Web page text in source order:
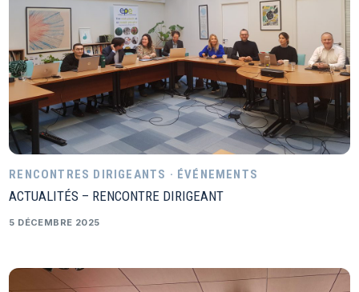
RENCONTRES DIRIGEANTS · ÉVÉNEMENTS
ACTUALITÉS – RENCONTRE DIRIGEANT
5 DÉCEMBRE 2025